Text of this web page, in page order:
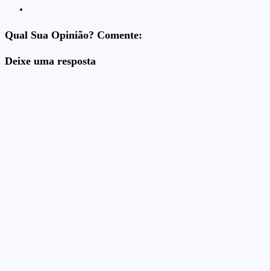
Qual Sua Opinião? Comente:
Deixe uma resposta